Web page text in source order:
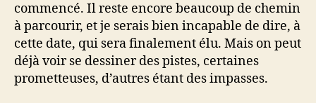
commencé. Il reste encore beaucoup de chemin
à parcourir, et je serais bien incapable de dire, à
cette date, qui sera finalement élu. Mais on peut
déjà voir se dessiner des pistes, certaines
prometteuses, d’autres étant des impasses.